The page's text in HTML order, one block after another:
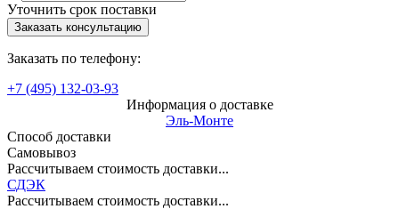
Уточнить срок поставки
Заказать консультацию
Заказать по телефону:
+7 (495) 132-03-93
Информация о доставке
Эль-Монте
Способ доставки
Самовывоз
Рассчитываем стоимость доставки...
СДЭК
Рассчитываем стоимость доставки...